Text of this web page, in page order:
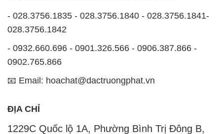
📧 Email: hoachat@dactruongphat.vn
ĐỊA CHỈ
1229C Quốc lộ 1A, Phường Bình Trị Đông B,
Quận Bình Tân, TP. Hồ Chí Minh
CÔNG TY XNK TM SX HÓA CHẤT ĐẮC TRƯỜNG